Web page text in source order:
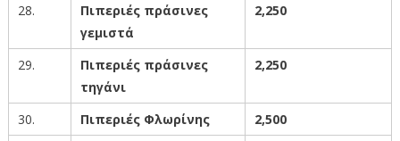
28.
Πιπεριές πράσινες
γεμιστά
2,250
29.
Πιπεριές πράσινες
τηγάνι
2,250
30. Πιπεριές Φλωρίνης 2,500